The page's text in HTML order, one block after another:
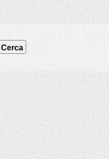
Cerca